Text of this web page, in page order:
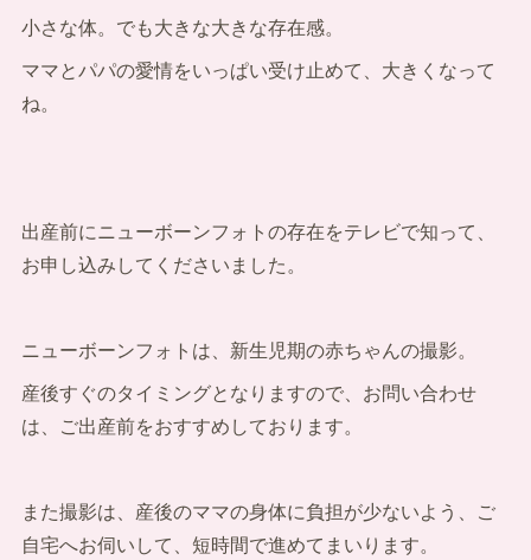
小さな体。でも大きな大きな存在感。
ママとパパの愛情をいっぱい受け止めて、大きくなって
ね。
出産前にニューボーンフォトの存在をテレビで知って、
お申し込みしてくださいました。
ニューボーンフォトは、新生児期の赤ちゃんの撮影。
産後すぐのタイミングとなりますので、お問い合わせ
は、ご出産前をおすすめしております。
また撮影は、産後のママの身体に負担が少ないよう、ご
自宅へお伺いして、短時間で進めてまいります。